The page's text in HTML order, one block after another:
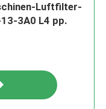
Luftfilter-
3A0 L4 pp.